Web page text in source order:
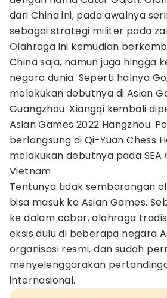
dari China ini, pada awalnya
sebagai strategi militer pada
Olahraga ini kemudian
China saja, namun juga hingga
negara dunia. Seperti halnya
melakukan debutnya di Asian
Guangzhou. Xiangqi kembali
Asian Games 2022 Hangzhou.
berlangsung di Qi-Yuan Chess
melakukan debutnya pada SEA
Vietnam.
Tentunya tidak sembarangan
bisa masuk ke Asian Games.
ke dalam cabor, olahraga
eksis dulu di beberapa negara
organisasi resmi, dan sudah
menyelenggarakan
internasional.